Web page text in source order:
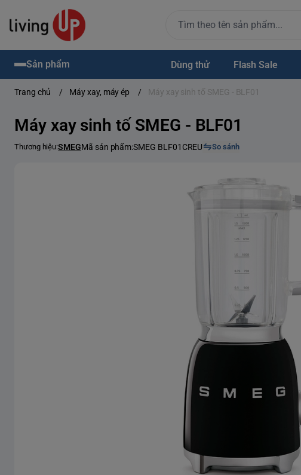
Sản phẩm Dùng thử Flash Sale
Trang chủ / Máy xay, máy ép / Máy xay sinh tố SMEG - BLF01
Máy xay sinh tố SMEG - BLF01
Thương hiệu:SMEGMã sản phẩm:SMEG BLF01CREU So sánh